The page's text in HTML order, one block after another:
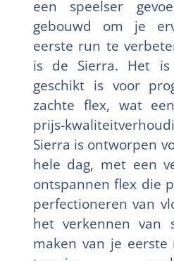
een speelser
gebouwd om je
eerste run te
is de Sierra. Het
geschikt is voor
zachte flex, wat
prijs-
Sierra is ontworpen
hele dag, met een
ontspannen flex die
perfectioneren van
het verkennen
maken van je